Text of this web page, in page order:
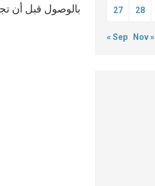
بالوصول قبل أن
27 28
« Sep Nov »